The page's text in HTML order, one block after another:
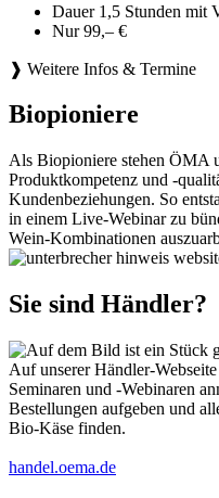
Dauer 1,5 Stunden mit
Nur 99,– €
❱ Weitere Infos & Termine
Biopioniere
Als Biopioniere stehen ÖMA
Produktkompetenz und -
Kundenbeziehungen. So
in einem Live-Webinar zu
Wein-Kombinationen
Sie sind Händler?
Auf unserer Händler-
Seminaren und -Webinaren
Bestellungen aufgeben und
Bio-Käse finden.
handel.oema.de